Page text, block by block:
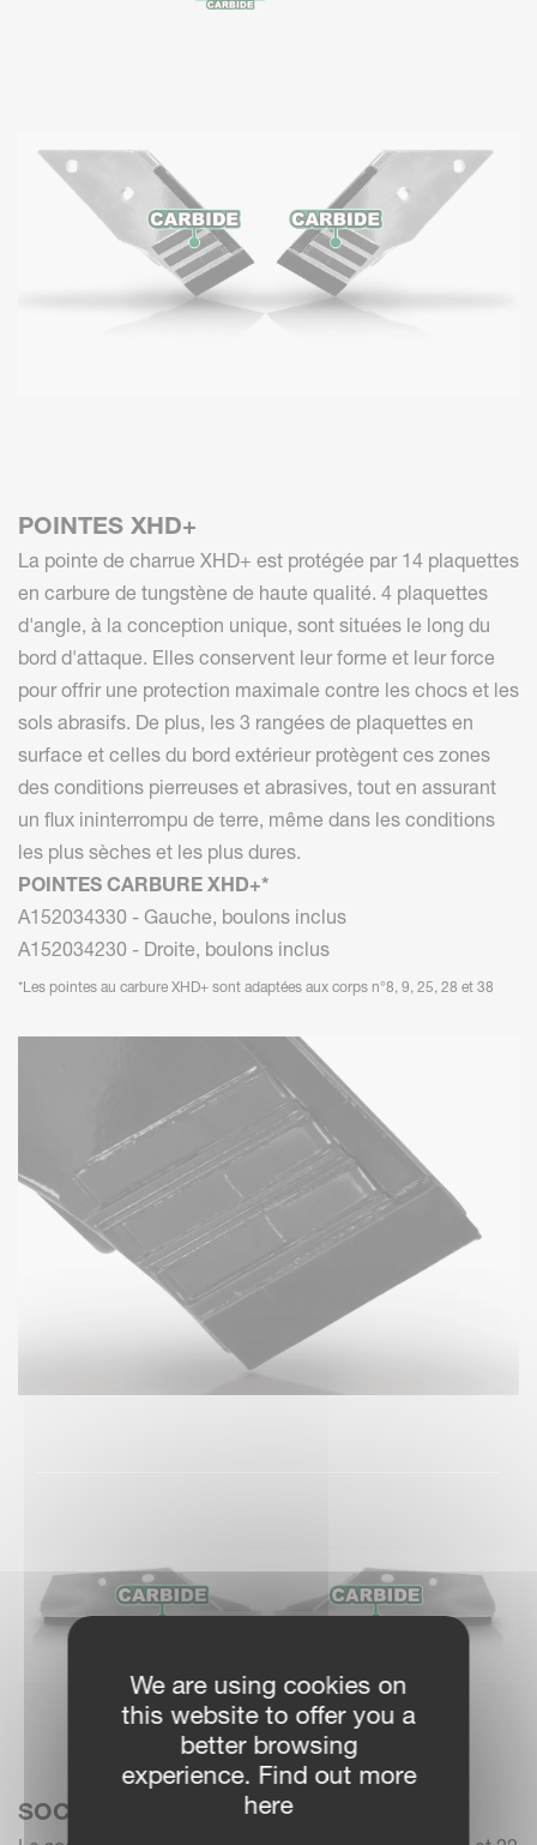
POINTES XHD+
La pointe de charrue XHD+ est protégée par 14 plaquettes
en carbure de tungstène de haute qualité. 4 plaquettes
d'angle, à la conception unique, sont situées le long du
bord d'attaque. Elles conservent leur forme et leur force
pour offrir une protection maximale contre les chocs et les
sols abrasifs. De plus, les 3 rangées de plaquettes en
surface et celles du bord extérieur protègent ces zones
des conditions pierreuses et abrasives, tout en assurant
un flux ininterrompu de terre, même dans les conditions
les plus sèches et les plus dures.
POINTES CARBURE XHD+*
A152034330 - Gauche, boulons inclus
A152034230 - Droite, boulons inclus
*Les pointes au carbure XHD+ sont adaptées aux corps n°8, 9, 25, 28 et 38
SOCS XHD+
We are using cookies on
this website to offer you a
better browsing
experience. Find out more
here